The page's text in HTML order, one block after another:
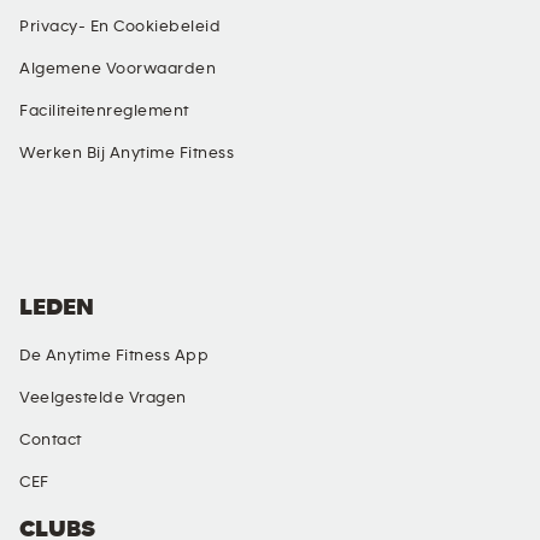
Privacy- En Cookiebeleid
Algemene Voorwaarden
Faciliteitenreglement
Werken Bij Anytime Fitness
CLUBS
LEDEN
De Anytime Fitness App
Veelgestelde Vragen
Contact
CEF